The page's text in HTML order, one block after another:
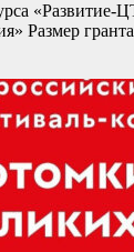
Размер